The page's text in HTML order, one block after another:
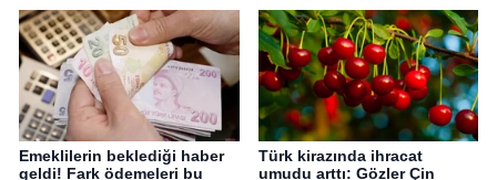
Emeklilerin beklediği haber
geldi! Fark ödemeleri bu
Türk kirazında ihracat
umudu arttı: Gözler Çin